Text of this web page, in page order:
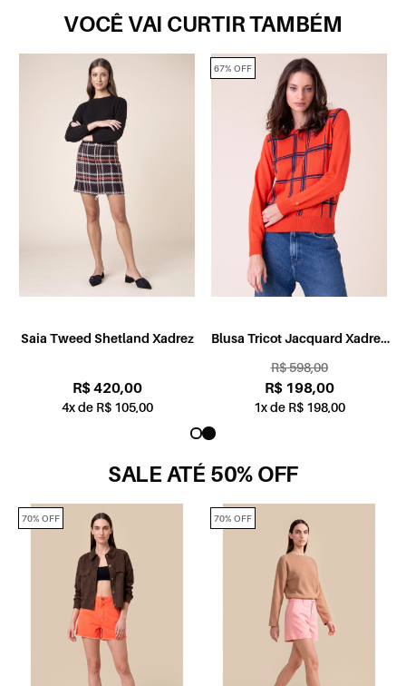
VOCÊ VAI CURTIR TAMBÉM
Saia Tweed Shetland Xadrez
R$ 420,00
4x de R$ 105,00
Blusa Tricot Jacquard Xadrez
R$ 598,00
R$ 198,00
1x de R$ 198,00
67% OFF
SALE ATÉ 50% OFF
70% OFF 70% OFF